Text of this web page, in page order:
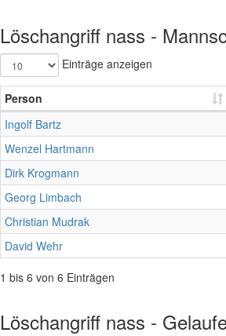
Löschangriff nass -
Einträge anzeigen
Person
Ingolf Bartz
Wenzel Hartmann
Dirk Krogmann
Georg Limbach
Christian Mudrak
David Wehr
1 bis 6 von 6 Einträgen
Löschangriff nass -